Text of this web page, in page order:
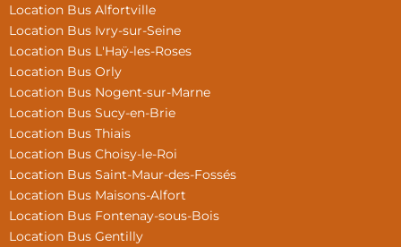
Location Bus Alfortville
Location Bus Ivry-sur-Seine
Location Bus L'Haÿ-les-Roses
Location Bus Orly
Location Bus Nogent-sur-Marne
Location Bus Sucy-en-Brie
Location Bus Thiais
Location Bus Choisy-le-Roi
Location Bus Saint-Maur-des-Fossés
Location Bus Maisons-Alfort
Location Bus Fontenay-sous-Bois
Location Bus Gentilly